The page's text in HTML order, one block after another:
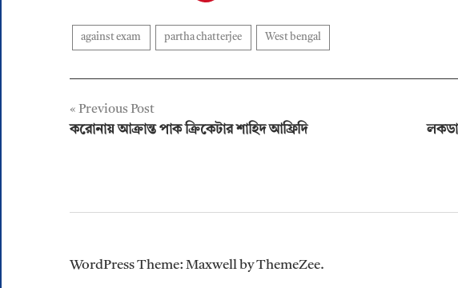
against exam partha chatterjee West bengal
Post
Previous Post
করোনায় আক্রান্ত পাক ক্রিকেটার শাহিদ আফ্রিদি
WordPress Theme: Maxwell by ThemeZee.